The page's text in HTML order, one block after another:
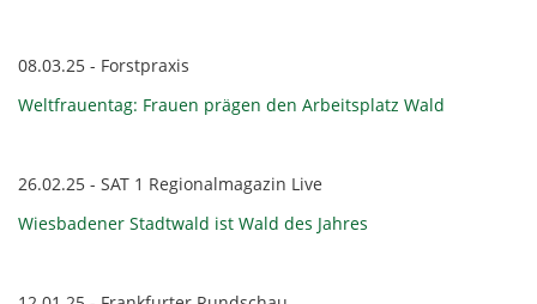
08.03.25 - Forstpraxis
Weltfrauentag: Frauen prägen den Arbeitsplatz Wald
26.02.25 - SAT 1 Regionalmagazin Live
Wiesbadener Stadtwald ist Wald des Jahres